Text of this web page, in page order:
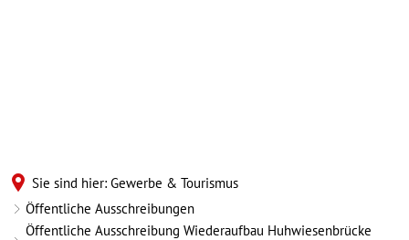
Sie sind hier: Gewerbe & Tourismus
Öffentliche Ausschreibungen
Öffentliche Ausschreibung Wiederaufbau Huhwiesenbrücke